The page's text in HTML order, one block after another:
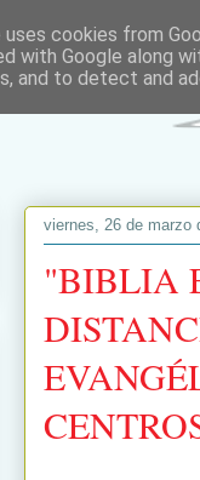
viernes, 26 de marzo
"BIBLIA
uses cookies from
with Google along
and to detect and